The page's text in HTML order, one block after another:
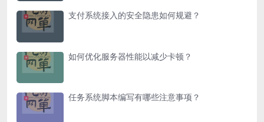
支付系统接入的安全隐患如何规避？
如何优化服务器性能以减少卡顿？
任务系统脚本编写有哪些注意事项？